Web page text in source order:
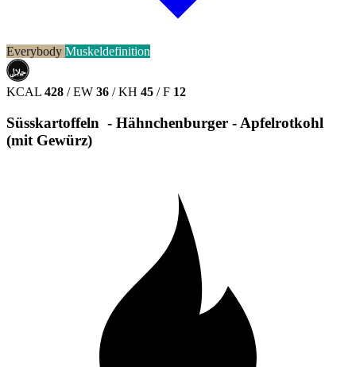
Everybody Muskeldefinition
حلال
HALAL
KCAL 428 / EW 36 / KH 45 / F 12
Süsskartoffeln - Hähnchenburger - Apfelrotkohl
(mit Gewürz)